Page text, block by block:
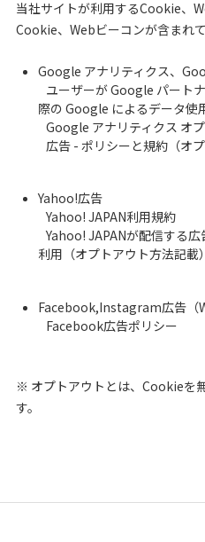
当社サイトが利用するCookie、
Cookie、Webビーコンが含まれて
Google アナリティクス、
ユーザーが Google パート
際の Google によるデータ使
Google アナリティクス オ
広告 - ポリシーと規約（オ
Yahoo!広告
Yahoo! JAPAN利用規約
Yahoo! JAPANが配信する
利用（オプトアウト方法記載）
Facebook,Instagram広告（
Facebook広告ポリシー
※ オプトアウトとは、Cookieを
す。